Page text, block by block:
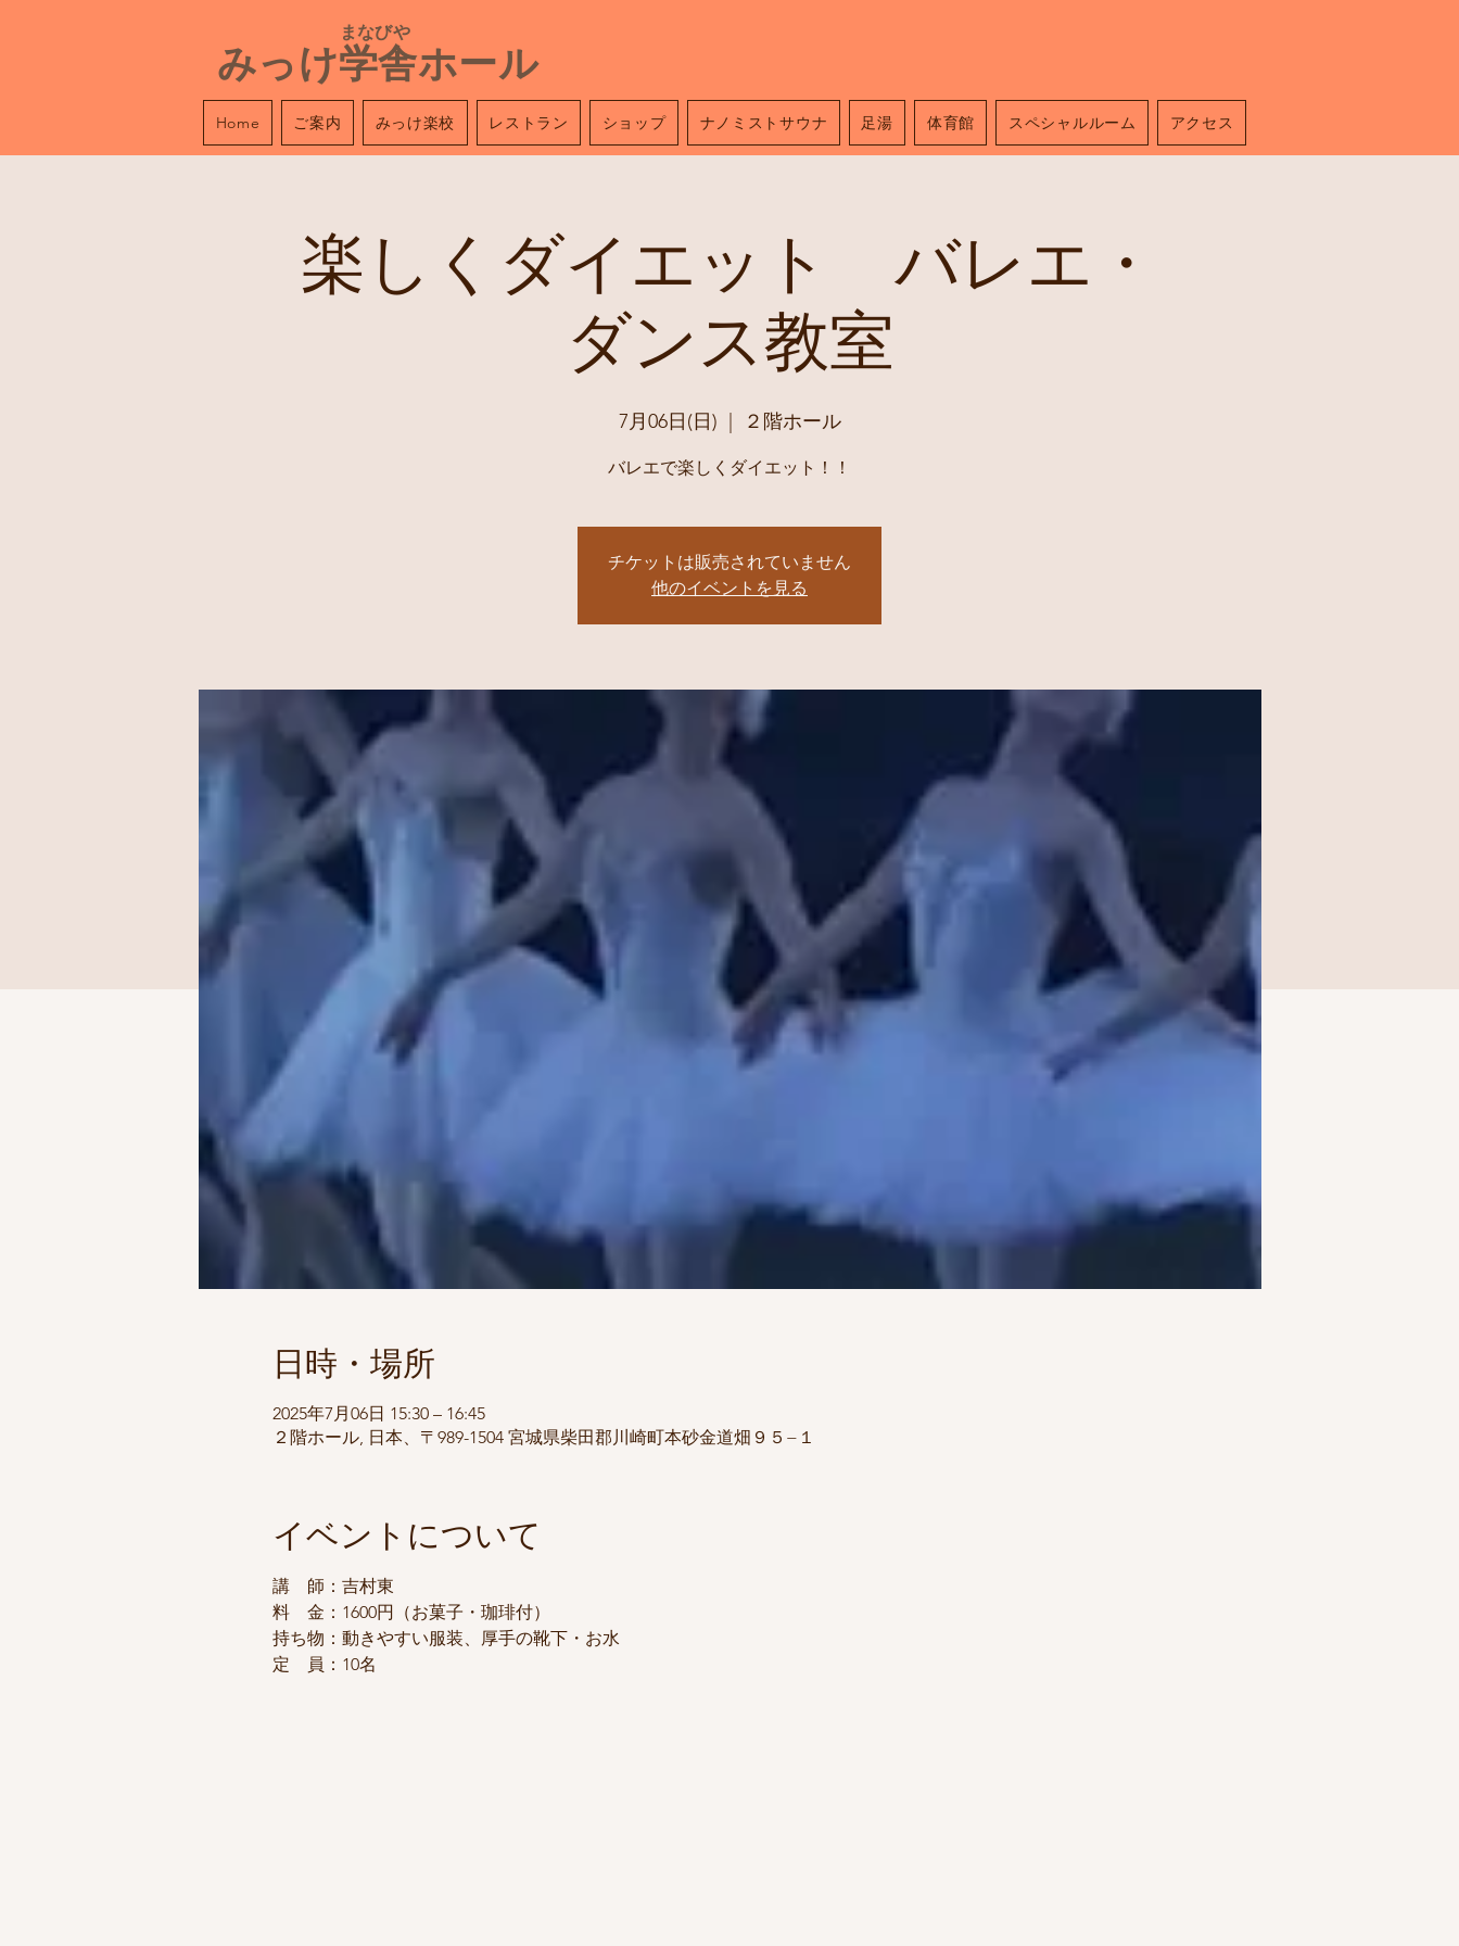
​ まなびや
みっけ学舎ホール
Home ご案内 みっけ楽校 レストラン ショップ ナノミストサウナ 足湯 体育館 スペシャルルーム アクセス
楽しくダイエット バレエ・
ダンス教室
7月06日(日) ２階ホール
バレエで楽しくダイエット！！
チケットは販売されていません
他のイベントを見る
日時・場所
2025年7月06日 15:30 – 16:45
２階ホール, 日本、〒989-1504 宮城県柴田郡川崎町本砂金道畑９５−１
イベントについて
講　師：吉村東
料　金：1600円（お菓子・珈琲付）
持ち物：動きやすい服装、厚手の靴下・お水
定　員：10名